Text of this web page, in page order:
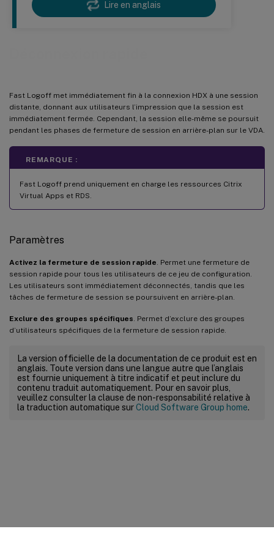
Lire en anglais
Fast Logoff met immédiatement fin à la connexion HDX à une session
distante, donnant aux utilisateurs l’impression que la session est
immédiatement fermée. Cependant, la session elle-même se poursuit
pendant les phases de fermeture de session en arrière-plan sur le VDA.
REMARQUE :
Fast Logoff prend uniquement en charge les ressources Citrix
Virtual Apps et RDS.
Paramètres
Activez la fermeture de session rapide . Permet une fermeture de
session rapide pour tous les utilisateurs de ce jeu de configuration.
Les utilisateurs sont immédiatement déconnectés, tandis que les
tâches de fermeture de session se poursuivent en arrière-plan.
Exclure des groupes spécifiques . Permet d’exclure des groupes
d’utilisateurs spécifiques de la fermeture de session rapide.
La version officielle de la documentation de ce produit est en
anglais. Toute version dans une langue autre que l’anglais
est fournie uniquement à titre indicatif et peut inclure du
contenu traduit automatiquement. Pour en savoir plus,
veuillez consulter la clause de non-responsabilité relative à
la traduction automatique surCloud Software Group home.